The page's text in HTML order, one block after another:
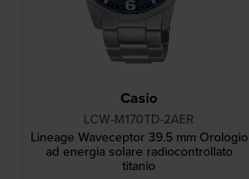
Casio
LCW-M170TD-2AER
Lineage Waveceptor 39.5 mm Orologio
ad energia solare radiocontrollato
titanio